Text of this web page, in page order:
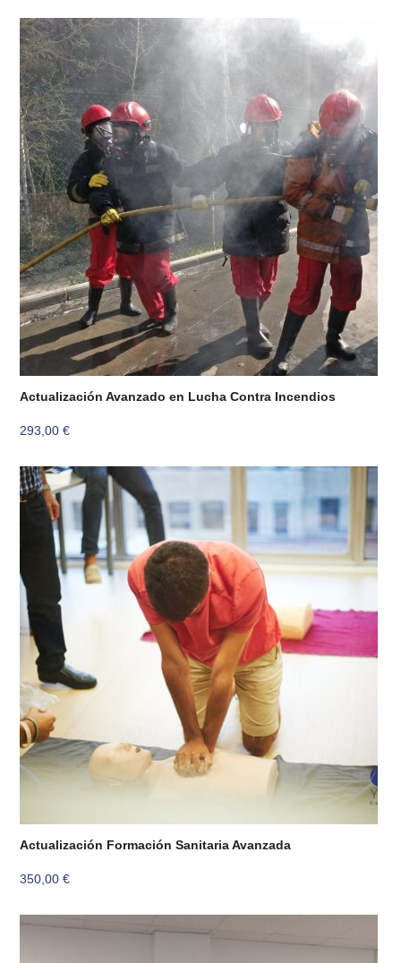
Actualización Avanzado en Lucha Contra Incendios
293,00€
Actualización Formación Sanitaria Avanzada
350,00€